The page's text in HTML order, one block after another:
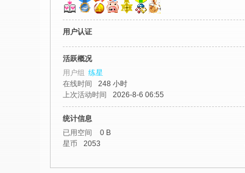
-
用户认证
活跃概况
用户组 练星
在线时间
248 小时
上次活动时间
2026-8-6 06:55
统计信息
已用空间
0 B
星币
2053